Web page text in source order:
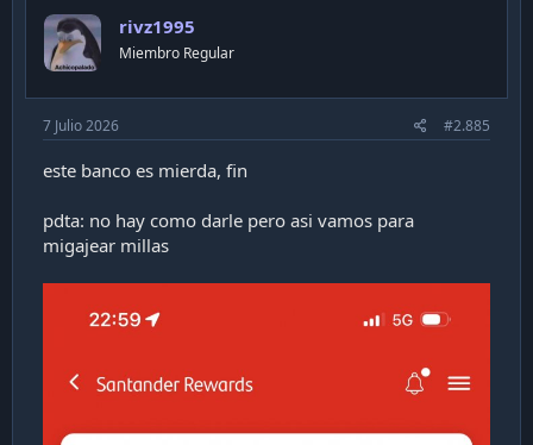
o
n
s
rivz1995
Miembro Regular
7 Julio 2026 #2.885
este banco es mierda, fin
pdta: no hay como darle pero asi vamos para
migajear millas